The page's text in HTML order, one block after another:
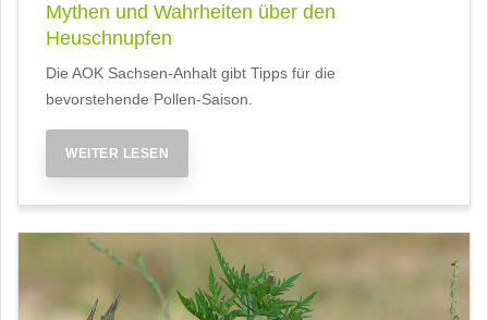
Mythen und Wahrheiten über den
Heuschnupfen
Die AOK Sachsen-Anhalt gibt Tipps für die
bevorstehende Pollen-Saison.
WEITER LESEN